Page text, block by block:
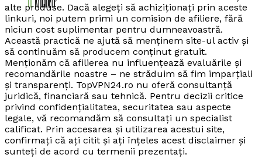
alte produse. Dacă alegeți să achiziționați prin aceste
linkuri, noi putem primi un comision de afiliere, fără
niciun cost suplimentar pentru dumneavoastră.
Această practică ne ajută să menținem site-ul activ și
să continuăm să producem conținut gratuit.
Menționăm că afilierea nu influențează evaluările și
recomandările noastre – ne străduim să fim imparțiali
și transparenți. TopVPN24.ro nu oferă consultanță
juridică, financiară sau tehnică. Pentru decizii critice
privind confidențialitatea, securitatea sau aspecte
legale, vă recomandăm să consultați un specialist
calificat. Prin accesarea și utilizarea acestui site,
confirmați că ați citit și ați înțeles acest disclaimer și
sunteți de acord cu termenii prezentați.